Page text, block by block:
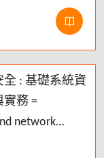
: 基礎系統資
實務 =
network